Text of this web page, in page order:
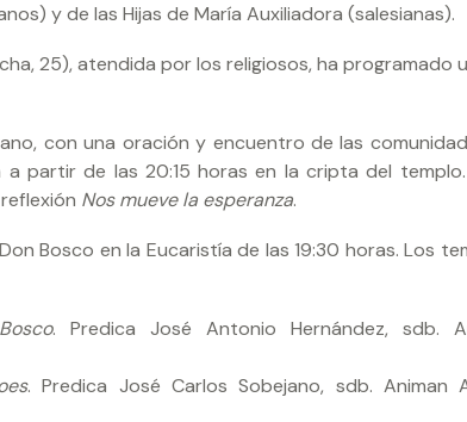
y de las Hijas de María Auxiliadora (salesianas).
25), atendida por los religiosos, ha programado
con una oración y encuentro de las
a partir de las 20:15 horas en la cripta del
Nos mueve la esperanza.
Bosco en la Eucaristía de las 19:30 horas. Los
. Predica José Antonio Hernández, sdb.
. Predica José Carlos Sobejano, sdb. Animan